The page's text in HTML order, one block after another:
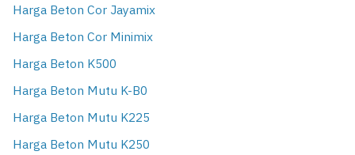
Harga Beton Cor Jayamix
Harga Beton Cor Minimix
Harga Beton K500
Harga Beton Mutu K-B0
Harga Beton Mutu K225
Harga Beton Mutu K250